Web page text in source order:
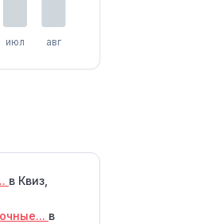
июл авг
в Квиз,
в